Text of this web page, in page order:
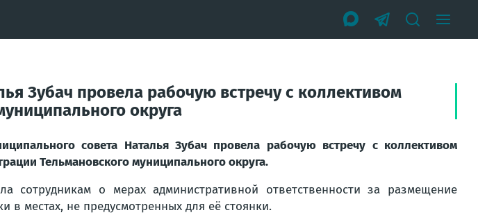
Зубач провела рабочую встречу с коллективом
округа
совета Наталья Зубач провела рабочую встречу с коллективом
Тельмановского муниципального округа.
сотрудникам о мерах административной ответственности за размещение
в местах, не предусмотренных для её стоянки.